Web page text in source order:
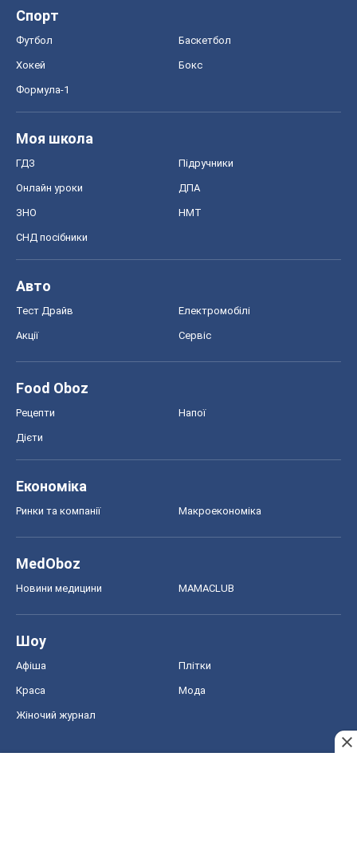
Спорт
Футбол Баскетбол
Хокей Бокс
Формула-1
Моя школа
ГДЗ Підручники
Онлайн уроки ДПА
ЗНО НМТ
СНД посібники
Авто
Тест Драйв Електромобілі
Акції Сервіс
Food Oboz
Рецепти Напої
Дієти
Економіка
Ринки та компанії Макроекономіка
MedOboz
Новини медицини MAMACLUB
Шоу
Афіша Плітки
Краса Мода
Жіночий журнал